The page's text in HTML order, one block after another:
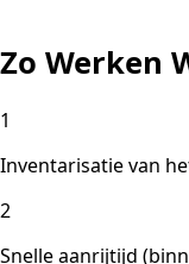
Zo Werken
1
Inventarisatie van
2
Snelle aanrijtijd